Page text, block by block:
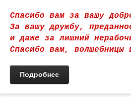
Спасибо вам за вашу
За вашу дружбу,
и даже за лишний
Спасибо вам, волшебницы
Подробнее